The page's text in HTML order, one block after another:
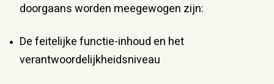
doorgaans worden meegewogen zijn:
De feitelijke functie-inhoud en het
verantwoordelijkheidsniveau